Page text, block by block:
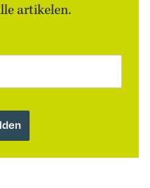
artikelen.